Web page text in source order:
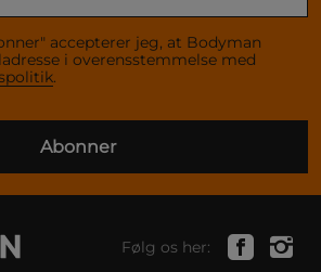
accepterer jeg, at Bodyman
i overensstemmelse med
.
Abonner
Følg os her: